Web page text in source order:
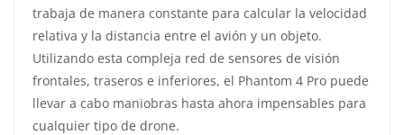
trabaja de manera constante para calcular la velocidad
relativa y la distancia entre el avión y un objeto.
Utilizando esta compleja red de sensores de visión
frontales, traseros e inferiores, el Phantom 4 Pro puede
llevar a cabo maniobras hasta ahora impensables para
cualquier tipo de drone.